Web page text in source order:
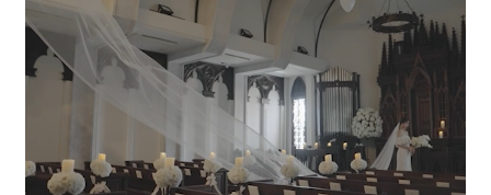
ACCESS アクセス
FAQ
INSTAGRAM 公式インスタグラム